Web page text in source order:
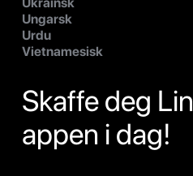
Ungarsk
Urdu
Vietnamesisk
Skaffe deg
appen i dag!